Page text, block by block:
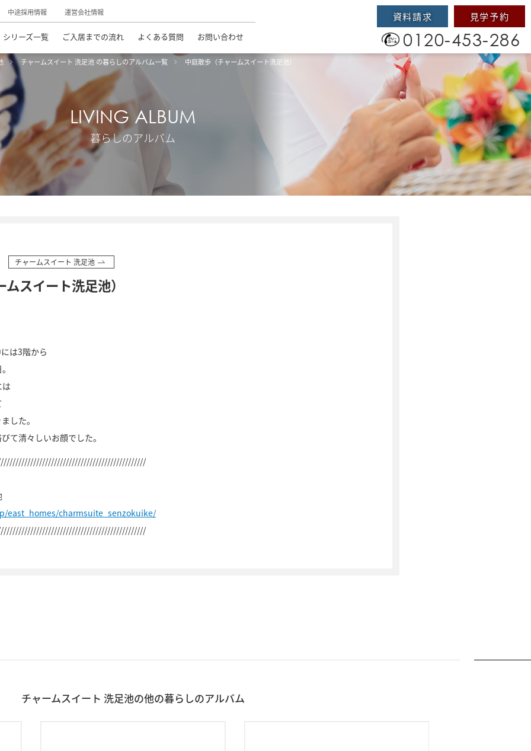
中途採用情報 運営会社情報
シリーズ一覧 ご入居までの流れ よくある質問 お問い合わせ
資料請求 見学予約
0120-453-286
チャームスイート 洗足池 の暮らしのアルバム一覧 中庭散歩（チャームスイート洗足池）
LIVING ALBUM
暮らしのアルバム
チャームスイート 洗足池
スイート洗足池）
は3階から
した。
て清々しいお顔でした。
east_homes/charmsuite_senzokuike/
チャームスイート 洗足池の他の暮らしのアルバム